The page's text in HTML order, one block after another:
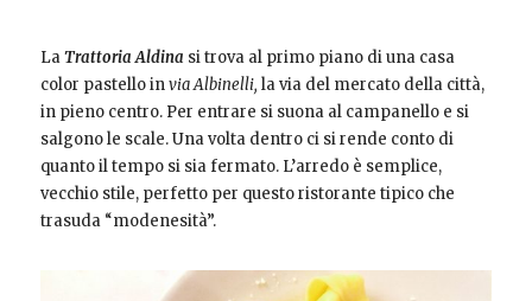
LaTrattoria Aldina si trova al primo piano di una casa
color pastello invia Albinelli, la via del mercato della città,
in pieno centro. Per entrare si suona al campanello e si
salgono le scale. Una volta dentro ci si rende conto di
quanto il tempo si sia fermato. L’arredo è semplice,
vecchio stile, perfetto per questo ristorante tipico che
trasuda “modenesità”.